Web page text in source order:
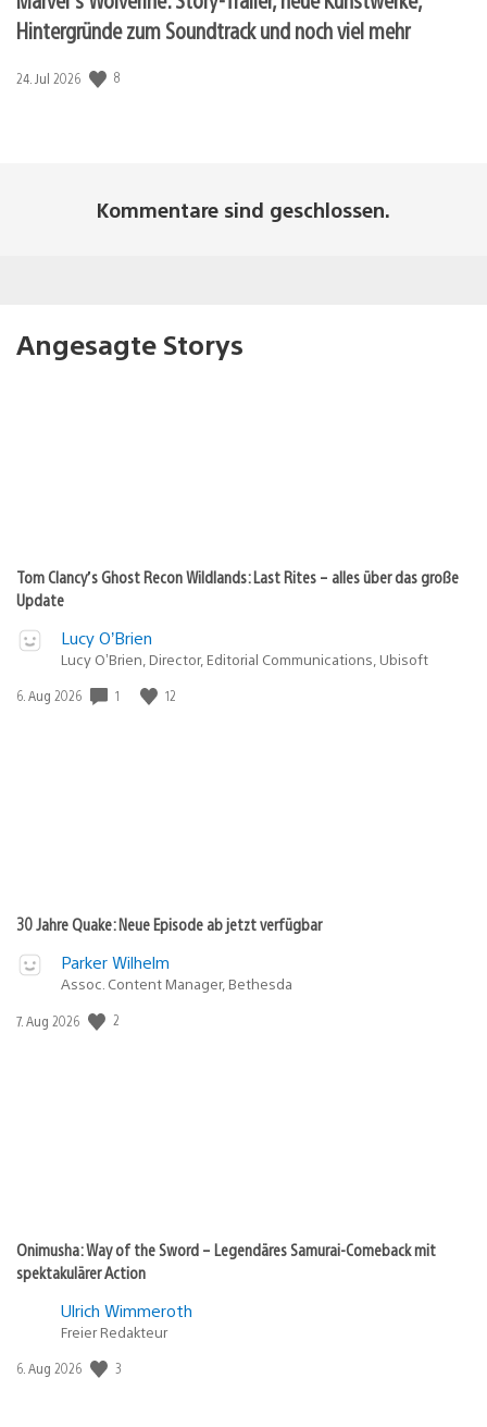
Hintergründe zum Soundtrack und noch viel mehr
Veröffentlichungsdatum:
24. Jul 2026 8
Kommentare sind geschlossen.
Angesagte Storys
Tom Clancy’s Ghost Recon Wildlands: Last Rites – alles über das große
Update
Lucy O’Brien
Lucy O’Brien, Director, Editorial Communications, Ubisoft
Veröffentlichungsdatum:
6. Aug 2026 1 12
30 Jahre Quake: Neue Episode ab jetzt verfügbar
Parker Wilhelm
Assoc. Content Manager, Bethesda
Veröffentlichungsdatum:
7. Aug 2026 2
Onimusha: Way of the Sword – Legendäres Samurai-Comeback mit
spektakulärer Action
Ulrich Wimmeroth
Freier Redakteur
Veröffentlichungsdatum:
6. Aug 2026 3